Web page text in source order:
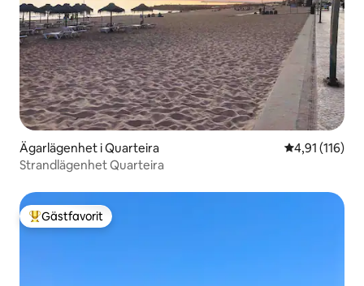
Ägarlägenhet i Quarteira 4,91 av 5 i
4,91 (116)
Strandlägenhet Quarteira
Populär gästfavorit
Gästfavorit